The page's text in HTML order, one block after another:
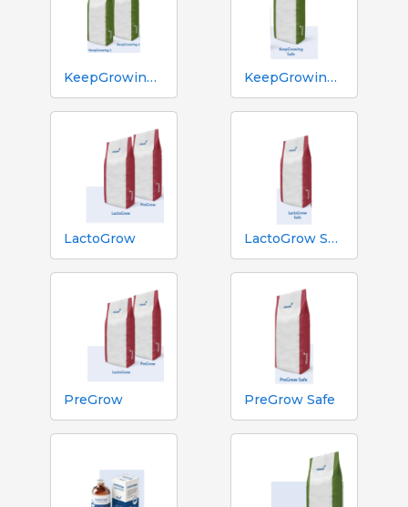
KeepGrowing 1 y KeepGrowing 2 KeepGrowing Safe
LactoGrow LactoGrow Safe
PreGrow PreGrow Safe